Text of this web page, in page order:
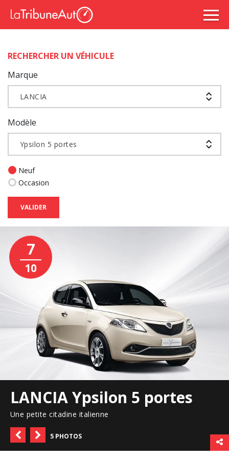
RECHERCHER UN VÉHICULE
Marque
LANCIA
Modèle
Ypsilon 5 portes
Neuf
Occasion
VALIDER
7
10
LANCIA Ypsilon 5 portes
Une petite citadine italienne
5 PHOTOS